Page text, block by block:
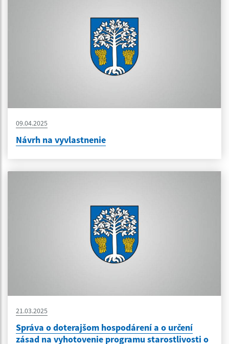
09.04.2025
Návrh na vyvlastnenie
21.03.2025
Správa o doterajšom hospodárení a o určení
zásad na vyhotovenie programu starostlivosti o